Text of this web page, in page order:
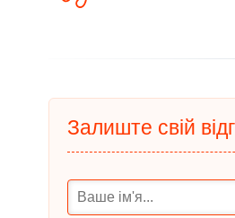
Залиште свій